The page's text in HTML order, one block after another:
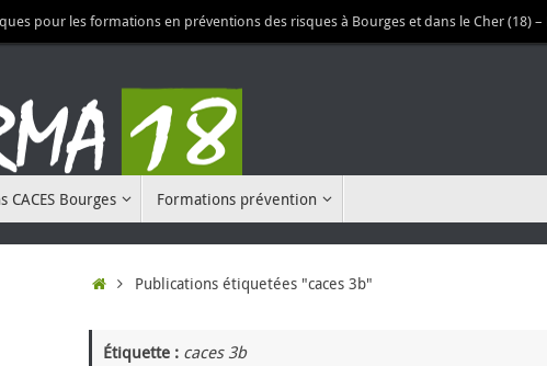
pour les formations en préventions des risques à Bourges et dans le Cher (18) –
CACES Bourges Formations prévention
AccueilPublications étiquetées "caces 3b"
Étiquette : caces 3b